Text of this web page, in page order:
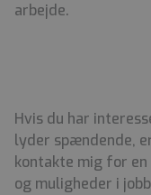
arbejde.
Hvis du har
lyder spændende,
kontakte mig for
og muligheder i